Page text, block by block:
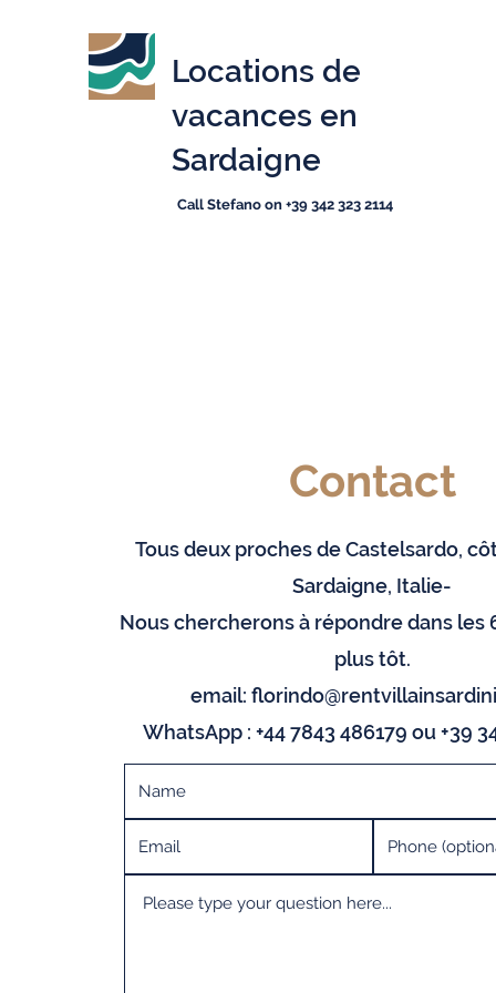
Locations de
vacances en
Sardaigne
Call Stefano on +39 342 323 2114
Contact
Tous deux proches de Castelsardo,
Sardaigne, Italie-
Nous chercherons à répondre dans les
plus tôt.
email:
WhatsApp : +44 7843 486179 ou +39